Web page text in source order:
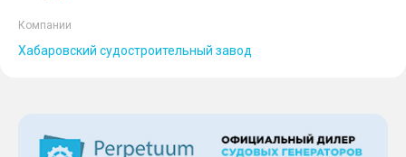
Компании
Хабаровский судостроительный завод